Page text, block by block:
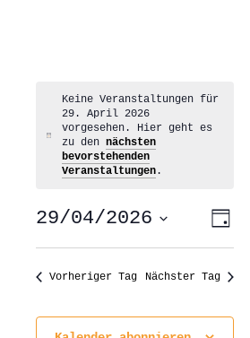
Hinweis
Keine Veranstaltungen für
29. April 2026
vorgesehen. Hier geht es
zu den nächsten
bevorstehenden
Veranstaltungen.
Tag
29/04/2026
wählen.
Vorheriger Tag Nächster Tag